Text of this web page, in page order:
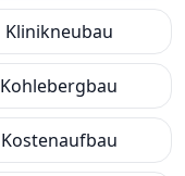
Klinikneubau
Kohlebergbau
Kostenaufbau